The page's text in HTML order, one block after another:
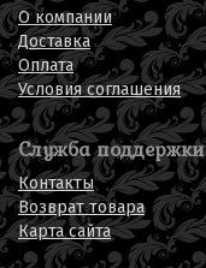
О компании
Доставка
Оплата
Условия соглашения
Служба поддержки
Контакты
Возврат товара
Карта сайта